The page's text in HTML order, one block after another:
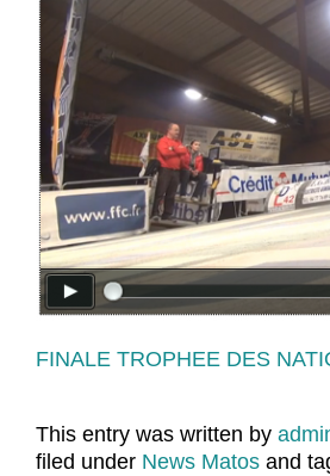
FINALE TROPHEE DES
This entry was written by
filed under News Matos and